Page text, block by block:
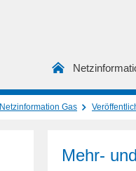
Netzinformation Gas
Mehr-